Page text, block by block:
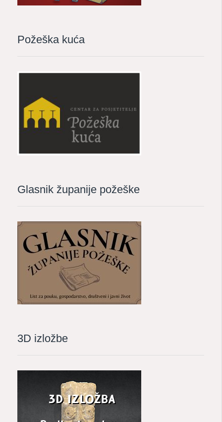
Požeška kuća
Glasnik županije požeške
3D izložbe